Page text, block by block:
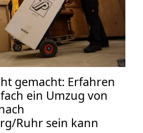
gemacht: Erfahren
ein Umzug von
Ruhr sein kann